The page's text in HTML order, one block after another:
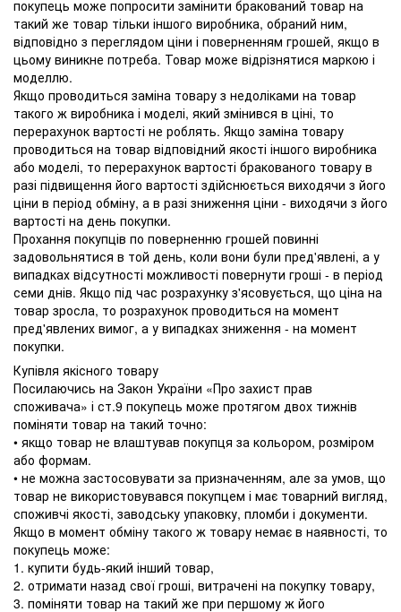
покупець може попросити замінити бракований товар на
такий же товар тільки іншого виробника, обраний ним,
відповідно з переглядом ціни і поверненням грошей, якщо в
цьому виникне потреба. Товар може відрізнятися маркою і
моделлю.
Якщо проводиться заміна товару з недоліками на товар
такого ж виробника і моделі, який змінився в ціні, то
перерахунок вартості не роблять. Якщо заміна товару
проводиться на товар відповідний якості іншого виробника
або моделі, то перерахунок вартості бракованого товару в
разі підвищення його вартості здійснюється виходячи з його
ціни в період обміну, а в разі зниження ціни - виходячи з його
вартості на день покупки.
Прохання покупців по поверненню грошей повинні
задовольнятися в той день, коли вони були пред'явлені, а у
випадках відсутності можливості повернути гроші - в період
семи днів. Якщо під час розрахунку з'ясовується, що ціна на
товар зросла, то розрахунок проводиться на момент
пред'явлених вимог, а у випадках зниження - на момент
покупки.
Купівля якісного товару
Посилаючись на Закон України «Про захист прав
споживача» і ст.9 покупець може протягом двох тижнів
поміняти товар на такий точно:
• якщо товар не влаштував покупця за кольором, розміром
або формам.
• не можна застосовувати за призначенням, але за умов, що
товар не використовувався покупцем і має товарний вигляд,
споживчі якості, заводську упаковку, пломби і документи.
Якщо в момент обміну такого ж товару немає в наявності, то
покупець може:
1. купити будь-який інший товар,
2. отримати назад свої гроші, витрачені на покупку товару,
3. поміняти товар на такий же при першому ж його